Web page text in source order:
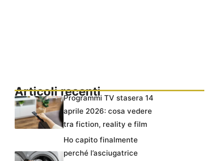
Articoli recentiProgrammi TV stasera 14
aprile 2026: cosa vedere
tra fiction, reality e film
Ho capito finalmente
perché l’asciugatrice